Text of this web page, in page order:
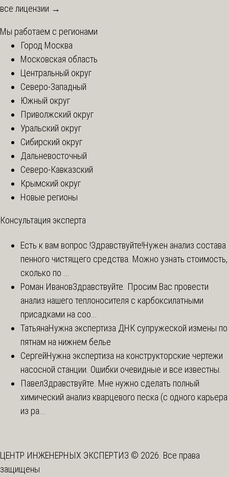
все лицензии →
Мы работаем с регионами
Город Москва
Московская область
Центральный округ
Северо-Западный
Южный округ
Приволжский округ
Уральский округ
Сибирский округ
Дальневосточный
Северо-Кавказский
Крымский округ
Новые регионы
Консультация эксперта
Есть к вам вопрос !Здравствуйте!Нужен анализ состава
пенного чистящего средства. Можно узнать стоимость,
сколько по ...
Роман ИвановЗдравствуйте. Просим Вас провести
анализ нашего теплоносителя с карбоксилатными
присадками на соо...
ТатьянаНужна экспертиза ДНК супружеской измены по
пятнам на нижнем белье
СергейНужна экспертиза на конструкторские чертежи
насосной станции. Ошибки очевидные и все известны.
ПавелЗдравствуйте. Мне нужно сделать полный
химический анализ кварцевого песка (с одного карьера
из ра...
ЦЕНТР ИНЖЕНЕРНЫХ ЭКСПЕРТИЗ © 2026. Все права
защищены